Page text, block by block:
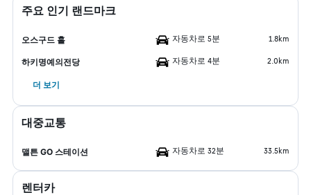
주요 인기 랜드마크
오스구드 홀 자동차로 5분 1.8km
하키명예의전당 자동차로 4분 2.0km
더 보기
대중교통
맬튼 GO 스테이션 자동차로 32분 33.5km
렌터카